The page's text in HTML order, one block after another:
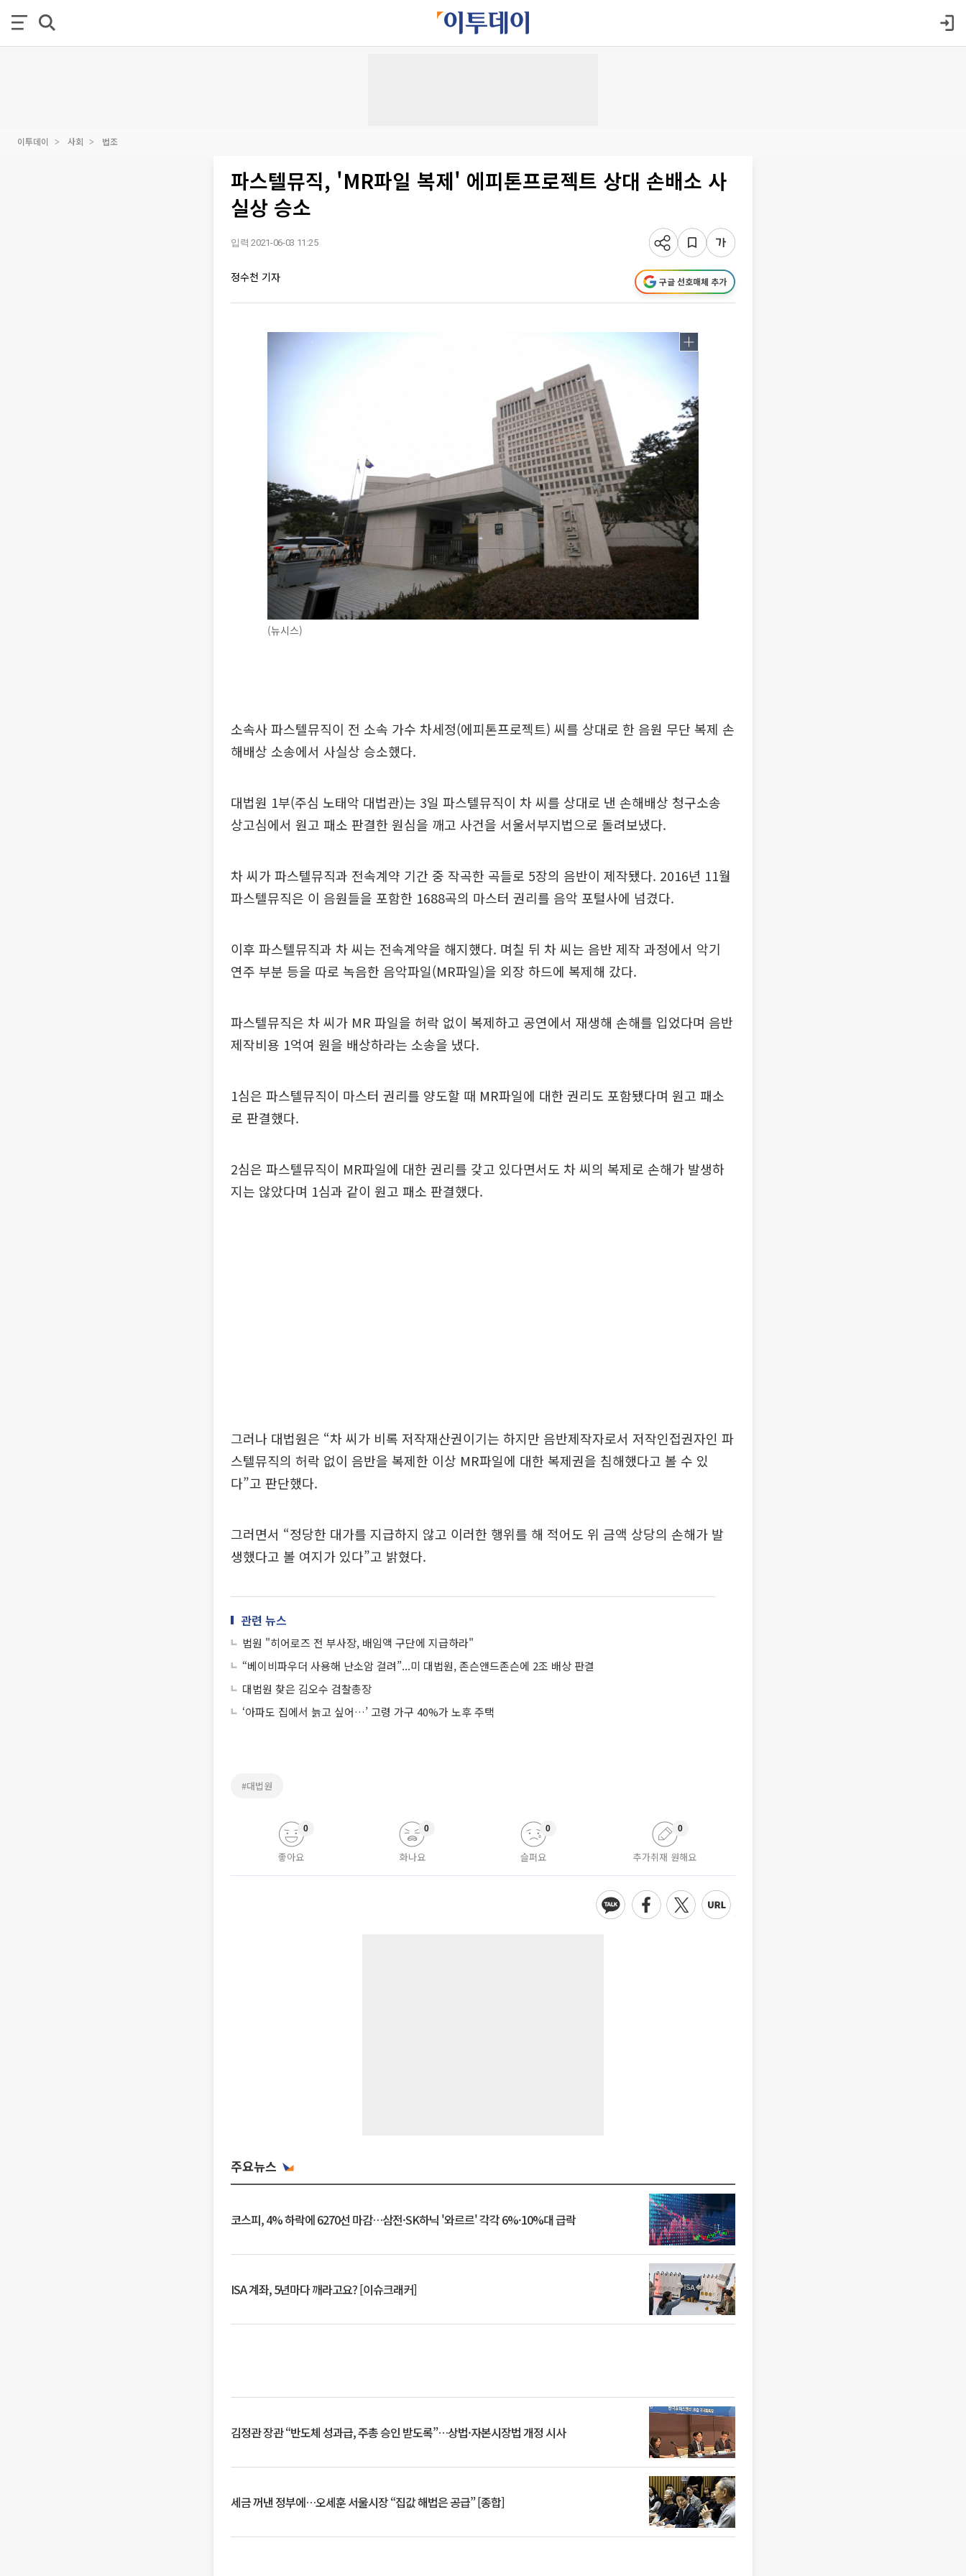
이투데이 사회 법조
파스텔뮤직, 'MR파일 복제' 에피톤프로젝트 상대 손배소 사
실상 승소
입력 2021-06-03 11:25
정수천 기자 구글 선호매체 추가
(뉴시스)
소속사 파스텔뮤직이 전 소속 가수 차세정(에피톤프로젝트) 씨를 상대로 한 음원 무단 복제 손
해배상 소송에서 사실상 승소했다.
대법원 1부(주심 노태악 대법관)는 3일 파스텔뮤직이 차 씨를 상대로 낸 손해배상 청구소송
상고심에서 원고 패소 판결한 원심을 깨고 사건을 서울서부지법으로 돌려보냈다.
차 씨가 파스텔뮤직과 전속계약 기간 중 작곡한 곡들로 5장의 음반이 제작됐다. 2016년 11월
파스텔뮤직은 이 음원들을 포함한 1688곡의 마스터 권리를 음악 포털사에 넘겼다.
이후 파스텔뮤직과 차 씨는 전속계약을 해지했다. 며칠 뒤 차 씨는 음반 제작 과정에서 악기
연주 부분 등을 따로 녹음한 음악파일(MR파일)을 외장 하드에 복제해 갔다.
파스텔뮤직은 차 씨가 MR 파일을 허락 없이 복제하고 공연에서 재생해 손해를 입었다며 음반
제작비용 1억여 원을 배상하라는 소송을 냈다.
1심은 파스텔뮤직이 마스터 권리를 양도할 때 MR파일에 대한 권리도 포함됐다며 원고 패소
로 판결했다.
2심은 파스텔뮤직이 MR파일에 대한 권리를 갖고 있다면서도 차 씨의 복제로 손해가 발생하
지는 않았다며 1심과 같이 원고 패소 판결했다.
그러나 대법원은 “차 씨가 비록 저작재산권이기는 하지만 음반제작자로서 저작인접권자인 파
스텔뮤직의 허락 없이 음반을 복제한 이상 MR파일에 대한 복제권을 침해했다고 볼 수 있
다”고 판단했다.
그러면서 “정당한 대가를 지급하지 않고 이러한 행위를 해 적어도 위 금액 상당의 손해가 발
생했다고 볼 여지가 있다”고 밝혔다.
관련 뉴스
법원 "히어로즈 전 부사장, 배임액 구단에 지급하라"
“베이비파우더 사용해 난소암 걸려”...미 대법원, 존슨앤드존슨에 2조 배상 판결
대법원 찾은 김오수 검찰총장
‘아파도 집에서 늙고 싶어…’ 고령 가구 40%가 노후 주택
#대법원
좋아요
0
화나요
0
슬퍼요
0
추가취재 원해요
0
주요뉴스
코스피, 4% 하락에 6270선 마감…삼전·SK하닉 '와르르' 각각 6%·10%대 급락
ISA 계좌, 5년마다 깨라고요? [이슈크래커]
김정관 장관 “반도체 성과급, 주총 승인 받도록”…상법·자본시장법 개정 시사
세금 꺼낸 정부에…오세훈 서울시장 “집값 해법은 공급” [종합]